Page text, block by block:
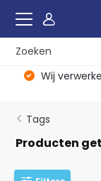
Wij
Tags
Producten